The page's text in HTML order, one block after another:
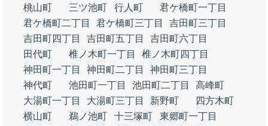
桃山町
三ツ池町 行人町
君ケ橋町一丁目
君ケ橋町二丁目
君ケ橋町三丁目
吉田町三丁目
吉田町四丁目
吉田町五丁目
吉田町六丁目
田代町
椎ノ木町一丁目
椎ノ木町四丁目
神田町一丁目
神田町二丁目
神田町三丁目
神代町
池田町一丁目 池田町二丁目
高峰町
大湯町一丁目
大湯町三丁目 新野町
四方木町
横山町
鵜ノ池町 十三塚町
東郷町一丁目